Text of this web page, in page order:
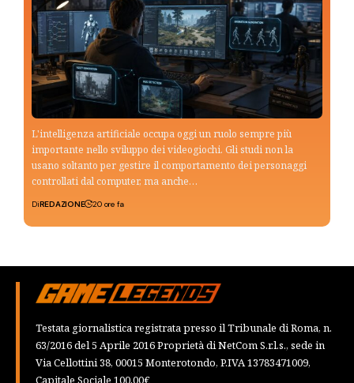
L'intelligenza artificiale occupa oggi un ruolo sempre più
importante nello sviluppo dei videogiochi. Gli studi non la
usano soltanto per gestire il comportamento dei personaggi
controllati dal computer, ma anche…
DiREDAZIONE 20 ore fa
Testata giornalistica registrata presso il Tribunale di Roma, n.
63/2016 del 5 Aprile 2016 Proprietà di NetCom S.r.l.s., sede in
Via Cellottini 38, 00015 Monterotondo, P.IVA 13783471009,
Capitale Sociale 100,00€